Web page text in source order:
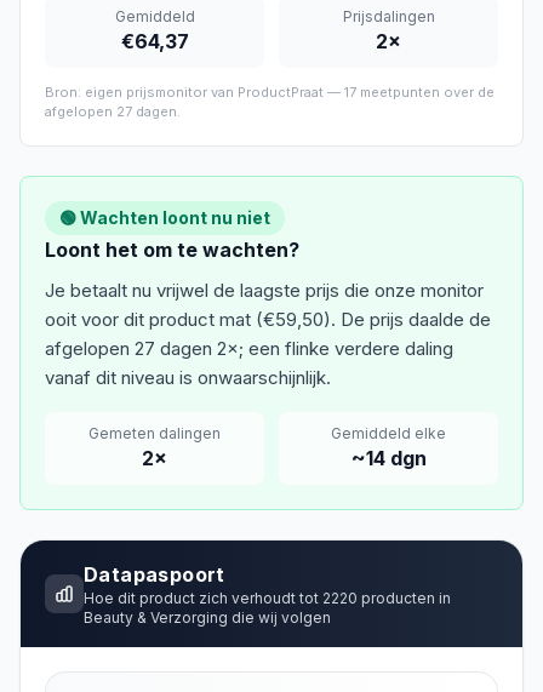
Gemiddeld
€64,37
Prijsdalingen
2×
Bron: eigen prijsmonitor van ProductPraat — 17 meetpunten over de
afgelopen 27 dagen.
🟢 Wachten loont nu niet
Loont het om te wachten?
Je betaalt nu vrijwel de laagste prijs die onze monitor
ooit voor dit product mat (€59,50). De prijs daalde de
afgelopen 27 dagen 2×; een flinke verdere daling
vanaf dit niveau is onwaarschijnlijk.
Gemeten dalingen
2×
Gemiddeld elke
~14dgn
Datapaspoort
Hoe dit product zich verhoudt tot 2220 producten in
Beauty & Verzorging die wij volgen